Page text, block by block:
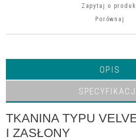
Zapytaj o
Porównaj
OPIS
TKANINA TYPU
I ZASŁONY